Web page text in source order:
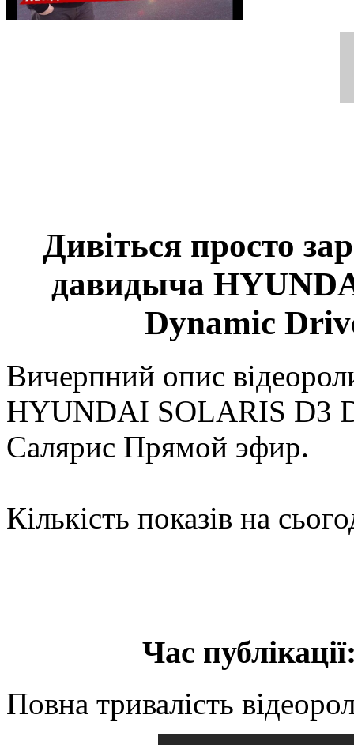
Дивіться просто
давидыча
Dynamic
Вичерпний опис
HYUNDAI SOLARIS D3
Салярис Прямой эфир.
Кількість показів на
Час
Повна тривалість